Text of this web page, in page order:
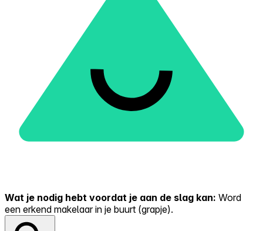
Wat je nodig hebt voordat je aan de slag kan: Word
een erkend makelaar in je buurt (grapje).